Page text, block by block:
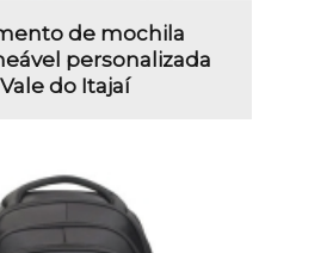
de mochila
personalizada
Vale do Itajaí